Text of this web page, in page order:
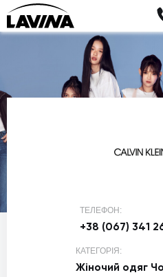
ТЕЛЕФОН:
+38 (067) 341
КАТЕГОРІЯ:
Жіночий одяг